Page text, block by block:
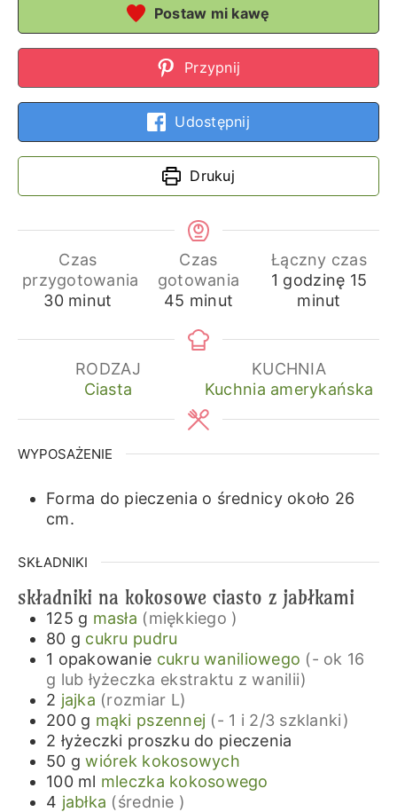
Postaw mi kawę
Przypnij
Udostępnij
Drukuj
Czas
przygotowania
30minuty
minut
Czas
gotowania
45 minuty
minut
Łączny czas
1 godzina
godzinę 15
minut
RODZAJ
Ciasta
KUCHNIA
Kuchnia amerykańska
WYPOSAŻENIE
Forma do pieczenia o średnicy około 26
cm.
SKŁADNIKI
składniki na kokosowe ciasto z jabłkami
125 g masła (miękkiego )
80 g cukru pudru
1 opakowanie cukru waniliowego (- ok 16
g lub łyżeczka ekstraktu z wanilii)
2 jajka (rozmiar L)
200 g mąki pszennej (- 1 i 2/3 szklanki)
2 łyżeczki proszku do pieczenia
50 g wiórek kokosowych
100 ml mleczka kokosowego
4 jabłka (średnie )